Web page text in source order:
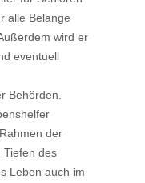
alle Belange
wird er
eventuell
Behörden.
der
Tiefen des
Leben auch im